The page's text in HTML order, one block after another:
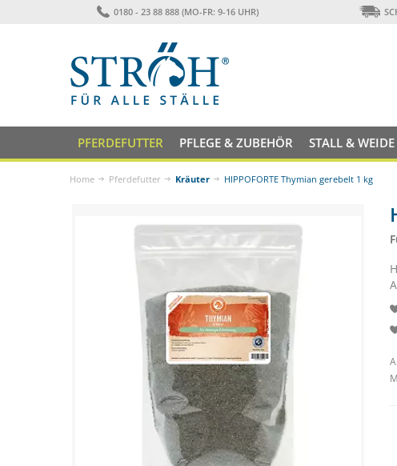
0180 - 23 88 888 (MO-FR: 9-16 UHR)
PFERDEFUTTER PFLEGE & ZUBEHÖR STALL & WEIDE
Home Pferdefutter Kräuter HIPPOFORTE Thymian gerebelt 1 kg